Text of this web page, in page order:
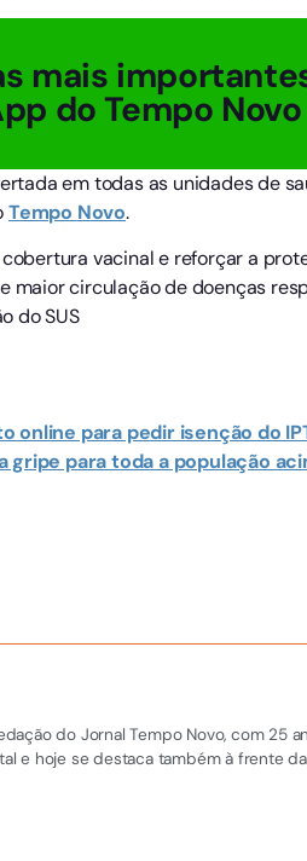
mais
do Tempo Novo
em todas as unidades de
Tempo Novo.
vacinal e reforçar a
maior circulação de doenças
do SUS
online para pedir isenção do
para toda a população
do Jornal Tempo Novo, com 25
e hoje se destaca também à frente